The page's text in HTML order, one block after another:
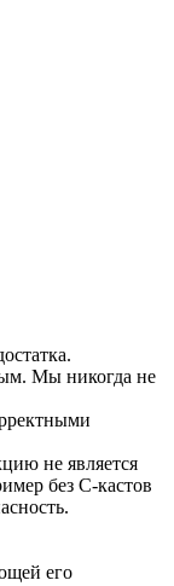
Мы никогда не
не является
без C-кастов
его